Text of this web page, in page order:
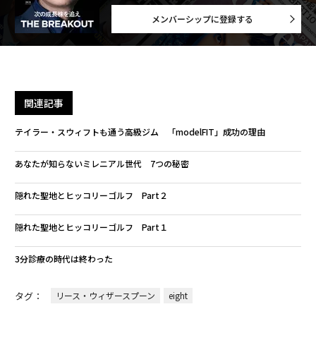
メンバーシップに登録する
関連記事
テイラー・スウィフトも通う高級ジム 「modelFIT」成功の理由
あなたが知らないミレニアル世代 7つの秘密
隠れた聖地とヒッコリーゴルフ Part２
隠れた聖地とヒッコリーゴルフ Part１
3分診療の時代は終わった
タグ： リース・ウィザースプーン eight